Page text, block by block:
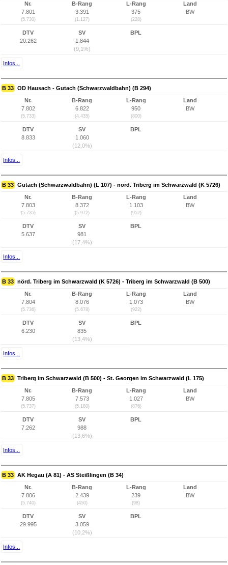
Nr.
7.801
(5.730)
B-Rang
3.391
(1.127)
L-Rang
375
(228)
Land
BW
DTV
20.262
SV
1.844
(9,1%)
BPL
Infos...
B 33 OD Hausach - Gutach (Schwarzwaldbahn) (B 294)
Nr.
7.802
(5.733)
B-Rang
6.822
(4.435)
L-Rang
950
(800)
Land
BW
DTV
8.833
SV
1.060
(12,0%)
BPL
Infos...
B 33 Gutach (Schwarzwaldbahn) (L 107) - nörd. Triberg im Schwarzwald (K 5726)
Nr.
7.803
(5.735)
B-Rang
8.372
(5.972)
L-Rang
1.103
(952)
Land
BW
DTV
5.637
SV
981
(17,4%)
BPL
Infos...
B 33 nörd. Triberg im Schwarzwald (K 5726) - Triberg im Schwarzwald (B 500)
Nr.
7.804
(5.736)
B-Rang
8.076
(5.678)
L-Rang
1.073
(922)
Land
BW
DTV
6.230
SV
835
(13,4%)
BPL
Infos...
B 33 Triberg im Schwarzwald (B 500) - St. Georgen im Schwarzwald (L 175)
Nr.
7.805
(5.737)
B-Rang
7.573
(5.180)
L-Rang
1.027
(876)
Land
BW
DTV
7.262
SV
988
(13,6%)
BPL
Infos...
B 33 AK Hegau (A 81) - AS Steißlingen (B 34)
Nr.
7.806
(5.740)
B-Rang
2.439
(450)
L-Rang
239
(98)
Land
BW
DTV
29.995
SV
3.059
(10,2%)
BPL
Infos...